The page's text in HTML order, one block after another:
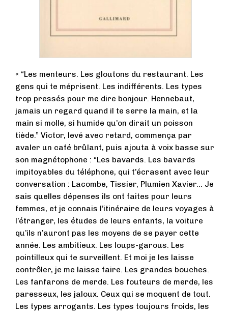
« “Les menteurs. Les gloutons du restaurant. Les
gens qui te méprisent. Les indifférents. Les types
trop pressés pour me dire bonjour. Hennebaut,
jamais un regard quand il te serre la main, et la
main si molle, si humide qu’on dirait un poisson
tiède.” Victor, levé avec retard, commença par
avaler un café brûlant, puis ajouta à voix basse sur
son magnétophone : “Les bavards. Les bavards
impitoyables du téléphone, qui t’écrasent avec leur
conversation : Lacombe, Tissier, Plumien Xavier… Je
sais quelles dépenses ils ont faites pour leurs
femmes, et je connais l’itinéraire de leurs voyages à
l’étranger, les études de leurs enfants, la voiture
qu’ils n’auront pas les moyens de se payer cette
année. Les ambitieux. Les loups-garous. Les
pointilleux qui te surveillent. Et moi je les laisse
contrôler, je me laisse faire. Les grandes bouches.
Les fanfarons de merde. Les fouteurs de merde, les
paresseux, les jaloux. Ceux qui se moquent de tout.
Les types arrogants. Les types toujours froids, les